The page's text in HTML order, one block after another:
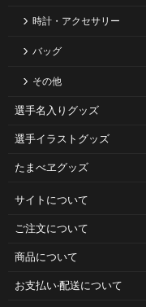
時計・アクセサリー
バッグ
その他
選手名入りグッズ
選手イラストグッズ
たまべヱグッズ
サイトについて
ご注⽂について
商品について
お⽀払い‧配送について